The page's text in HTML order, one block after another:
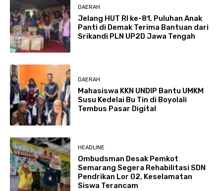
DAERAH
Jelang HUT RI ke-81, Puluhan Anak
Panti di Demak Terima Bantuan dari
Srikandi PLN UP2D Jawa Tengah
DAERAH
Mahasiswa KKN UNDIP Bantu UMKM
Susu Kedelai Bu Tin di Boyolali
Tembus Pasar Digital
HEADLINE
Ombudsman Desak Pemkot
Semarang Segera Rehabilitasi SDN
Pendrikan Lor 02, Keselamatan
Siswa Terancam